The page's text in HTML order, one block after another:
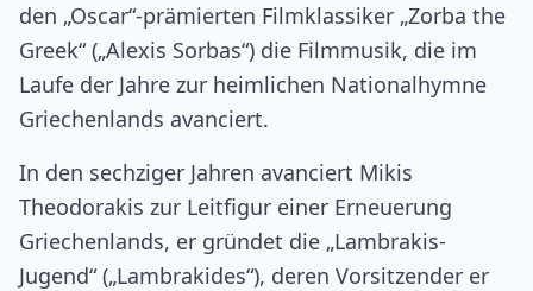
den „Oscar“-prämierten Filmklassiker „Zorba the
Greek“ („Alexis Sorbas“) die Filmmusik, die im
Laufe der Jahre zur heimlichen Nationalhymne
Griechenlands avanciert.
In den sechziger Jahren avanciert Mikis
Theodorakis zur Leitfigur einer Erneuerung
Griechenlands, er gründet die „Lambrakis-
Jugend“ („Lambrakides“), deren Vorsitzender er